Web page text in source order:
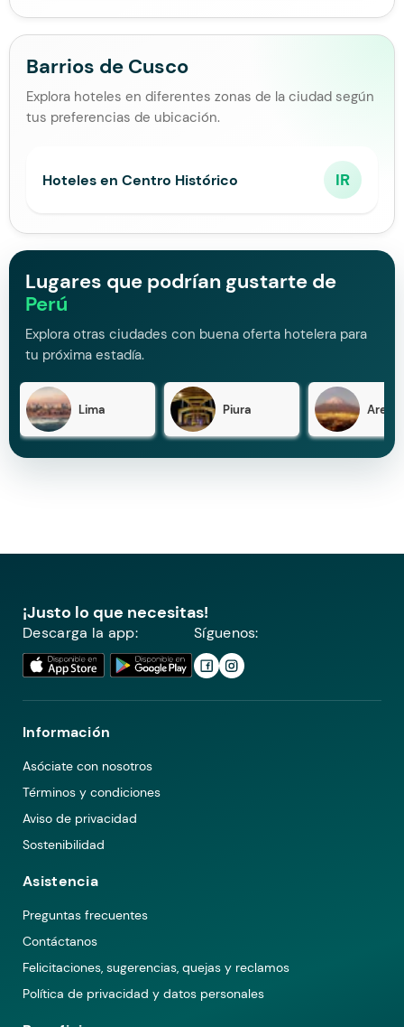
Barrios de Cusco
Explora hoteles en diferentes zonas de la ciudad según
tus preferencias de ubicación.
Hoteles en Centro Histórico IR
Lugares que podrían gustarte de
Perú
Explora otras ciudades con buena oferta hotelera para
tu próxima estadía.
Lima Piura
¡Justo lo que necesitas!
Descarga la app: Síguenos:
Información
Asóciate con nosotros
Términos y condiciones
Aviso de privacidad
Sostenibilidad
Asistencia
Preguntas frecuentes
Contáctanos
Felicitaciones, sugerencias, quejas y reclamos
Política de privacidad y datos personales